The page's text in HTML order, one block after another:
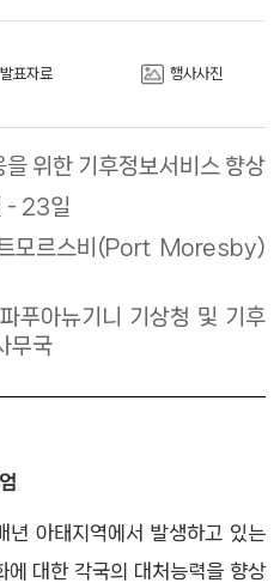
발표자료 행사사진
위한 기후정보서비스 향상
- 23일
모르스비(Port Moresby)
푸아뉴기니 기상청 및 기후
무국
아태지역에서 발생하고 있는
에 대한 각국의 대처능력을 향상